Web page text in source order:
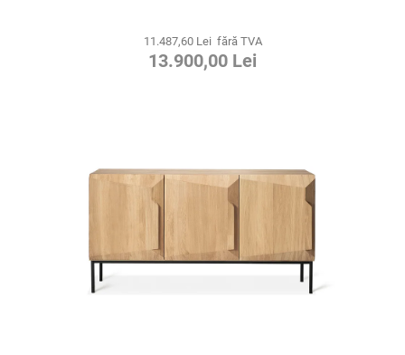
11.487,60 Lei fără TVA
13.900,00 Lei